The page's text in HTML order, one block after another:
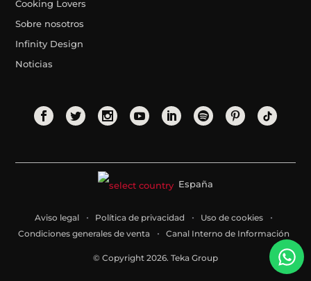
Cooking Lovers
Sobre nosotros
Infinity Design
Noticias
España
Aviso legal Política de privacidad
Uso de cookies
Condiciones generales de venta
Canal Interno de Información
© Copyright 2026. Teka Group